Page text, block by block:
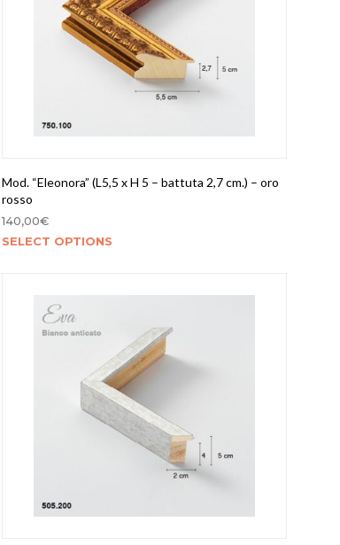
Mod. “Eleonora” (L5,5 x H 5 – battuta 2,7 cm.) – oro
rosso
140,00€
SELECT OPTIONS